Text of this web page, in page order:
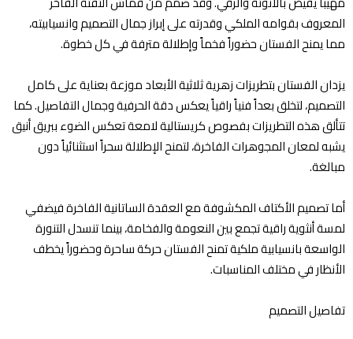
المعروف بقوامه الملكي وقدرته على إبراز جمال التصميم وانسيابيته،
مما يمنح الفستان حضوراً فخماً وإطلالة مترفة في كل خطوة.
يزدان الفستان بتطريزات زهرية ثلاثية الأبعاد موزعة بعناية على كامل
التصميم، لتخلق بعداً فنياً راقياً يعكس دقة الحرفية وجمال التفاصيل. كما
تتألق هذه التطريزات بفصوص كريستالية لامعة تعكس الضوء ببريق أنيق
يشبه لمعان المجوهرات الفاخرة، لتمنح الإطلالة سحراً استثنائياً دون
مبالغة.
أما تصميم الأكتاف المكشوفة مع العقدة الساتانية الفاخرة فيضفي
لمسة أنثوية راقية تجمع بين النعومة والفخامة، بينما تنسدل التنورة
الواسعة بانسيابية ملكية تمنح الفستان حركة ساحرة وحضوراً يخطف
الأنظار في مختلف المناسبات.
تفاصيل التصميم